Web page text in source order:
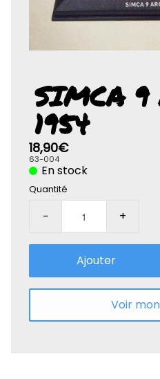
Jouets
Puzzle
SIMCA 9
1954
18,90€
63-004
En stock
Quantité
− +
Ajouter
Voir